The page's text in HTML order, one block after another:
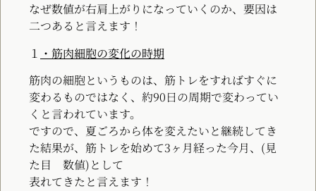
なぜ数値が右肩上がりになっていくのか、要因は
二つあると言えます！
１ ・筋肉細胞の変化の時期
筋肉の細胞というものは、筋トレをすればすぐに
変わるものではなく、約90日の周期で変わってい
くと言われています。
ですので、夏ごろから体を変えたいと継続してき
た結果が、筋トレを始めて3ヶ月経った今月、(見
た目 数値)として
表れてきたと言えます！